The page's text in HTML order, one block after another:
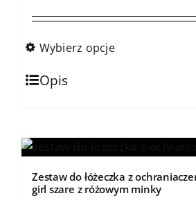
stronie
produktu
od
Wybierz opcje
Ten
produkt
wariantów.
można
Opis
Zestaw do łóżeczka z
girl szare z różowym minky